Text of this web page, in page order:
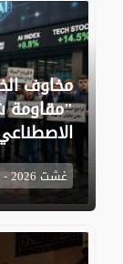
مخاوف
"مقاومة
02 غشت 2026 - 10:28